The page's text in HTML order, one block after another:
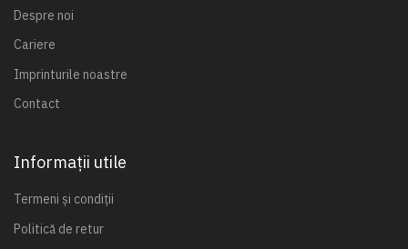
Despre noi
Cariere
Imprinturile noastre
Contact
Informații utile
Termeni și condiții
Politică de retur